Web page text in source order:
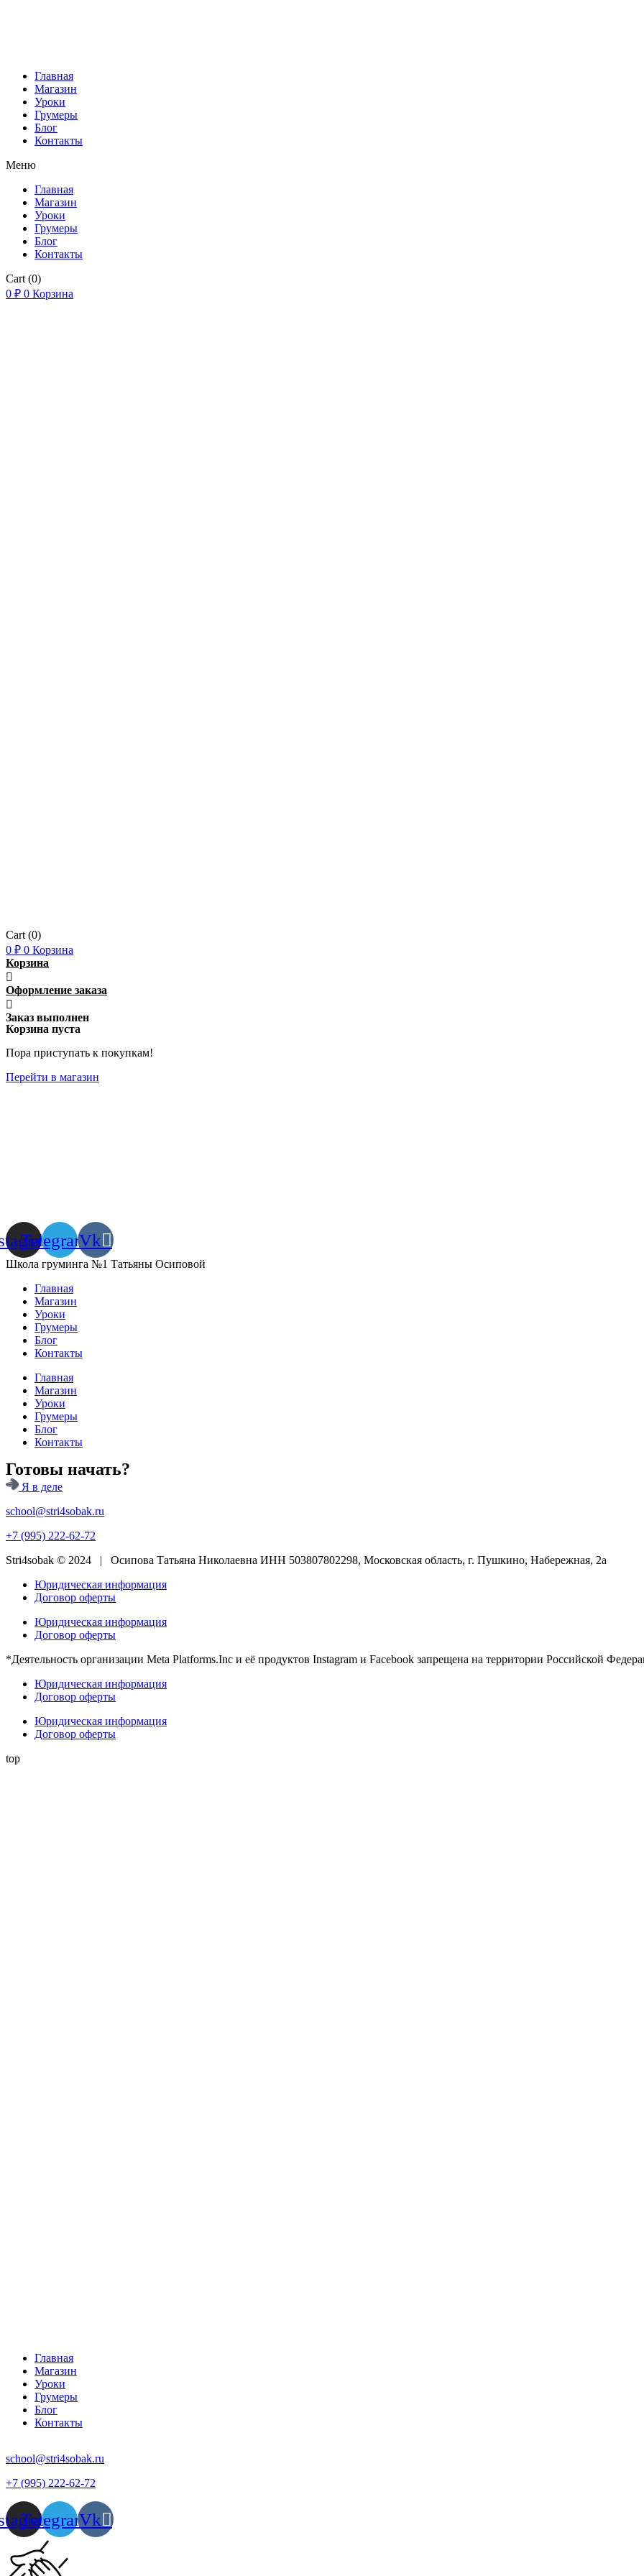
Главная
Магазин
Уроки
Грумеры
Блог
Контакты
Меню
Главная
Магазин
Уроки
Грумеры
Блог
Контакты
Cart (0)
0 ₽ 0 Корзина
Cart (0)
0 ₽ 0 Корзина
Корзина
Оформление заказа
Заказ выполнен
Корзина пуста
Пора приступать к покупкам!
Перейти в магазин
TelegramVk
Школа груминга №1 Татьяны Осиповой
Главная
Магазин
Уроки
Грумеры
Блог
Контакты
Главная
Магазин
Уроки
Грумеры
Блог
Контакты
Готовы начать?
Я в деле
school@stri4sobak.ru
+7 (995) 222-62-72
Stri4sobak © 2024 | Осипова Татьяна Николаевна ИНН 503807802298, Московская область, г. Пушкино, Набережная, 2а
Юридическая информация
Договор оферты
Юридическая информация
Договор оферты
*Деятельность организации Meta Platforms.Inc и её продуктов Instagram и Facebook запрещена на территории Российской
Юридическая информация
Договор оферты
Юридическая информация
Договор оферты
top
Главная
Магазин
Уроки
Грумеры
Блог
Контакты
school@stri4sobak.ru
+7 (995) 222-62-72
TelegramVk